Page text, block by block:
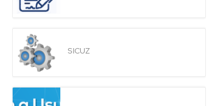
SICUZ